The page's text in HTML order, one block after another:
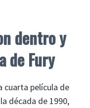
dentro y
de Fury
cuarta película de
década de 1990,